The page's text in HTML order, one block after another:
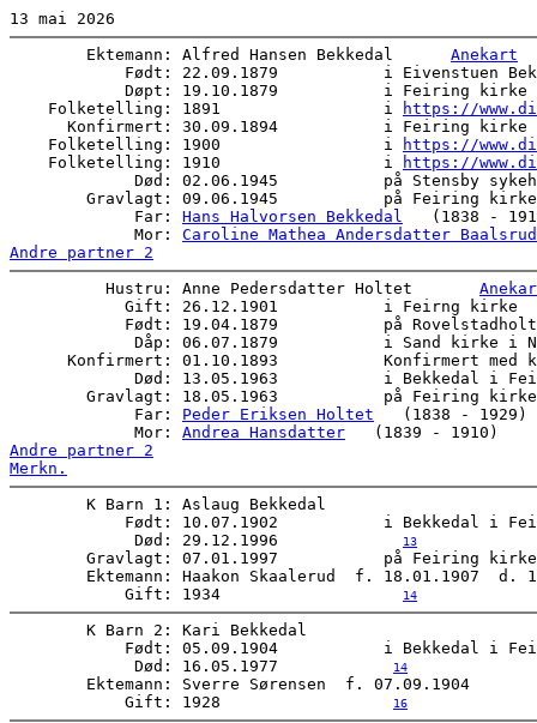
        Ektemann: Alfred Hansen Bekkedal
Anekart
Født: 22.09.1879           i Eivenstuen
Døpt: 19.10.1879           i Feiring
    Folketelling: 1891                 i
https://
Konfirmert: 30.09.1894           i Feiring
    Folketelling: 1900                 i
https://
    Folketelling: 1910                 i
https://
Død: 02.06.1945           på Stensby
Gravlagt: 09.06.1945           på Feiring
             Far:
Hans Halvorsen Bekkedal
(1838 -
             Mor:
Caroline Mathea Andersdatter Baalsrud
Andre partner 2
          Hustru: Anne Pedersdatter Holtet
            Gift: 26.12.1901           i Feirng kirke
Født: 19.04.1879           på
Dåp: 06.07.1879           i Sand kirke
Konfirmert: 01.10.1893           Konfirmert
Død: 13.05.1963           i Bekkedal i
Gravlagt: 18.05.1963           på Feiring
             Far:
Peder Eriksen Holtet
   (1838 - 1929)
             Mor:
Andrea Hansdatter
Andre partner 2
Merkn.
        K Barn 1: Aslaug Bekkedal
Født: 10.07.1902           i Bekkedal i
             Død: 29.12.1996
13
Gravlagt: 07.01.1997           på Feiring
Ektemann: Haakon Skaalerud  f. 18.01.1907
            Gift: 1934
14
        K Barn 2: Kari Bekkedal
Født: 05.09.1904           i Bekkedal i
             Død: 16.05.1977
14
        Ektemann: Sverre Sørensen  f. 07.09.1904
            Gift: 1928
16